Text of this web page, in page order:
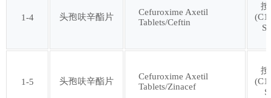
第二十六批
1-4 头孢呋辛酯片
Cefuroxime Axetil
Tablets/Ceftin
1-5 头孢呋辛酯片
Cefuroxime Axetil
Tablets/Zinacef